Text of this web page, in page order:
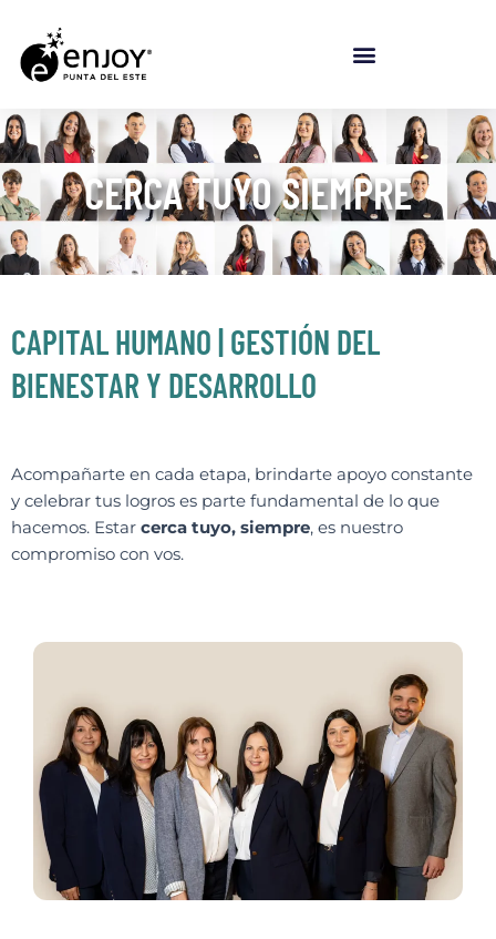
CERCA TUYO SIEMPRE
CAPITAL HUMANO | GESTIÓN DEL
BIENESTAR Y DESARROLLO
Acompañarte en cada etapa, brindarte apoyo constante
y celebrar tus logros es parte fundamental de lo que
hacemos. Estar cerca tuyo, siempre, es nuestro
compromiso con vos.